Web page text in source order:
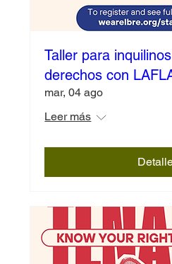
Taller para
derechos con
mar, 04 ago
Leer más